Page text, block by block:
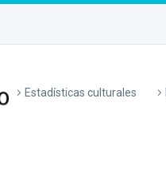
Estadísticas culturales